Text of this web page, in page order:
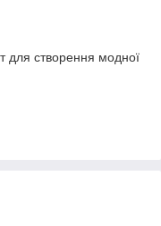
для створення модної